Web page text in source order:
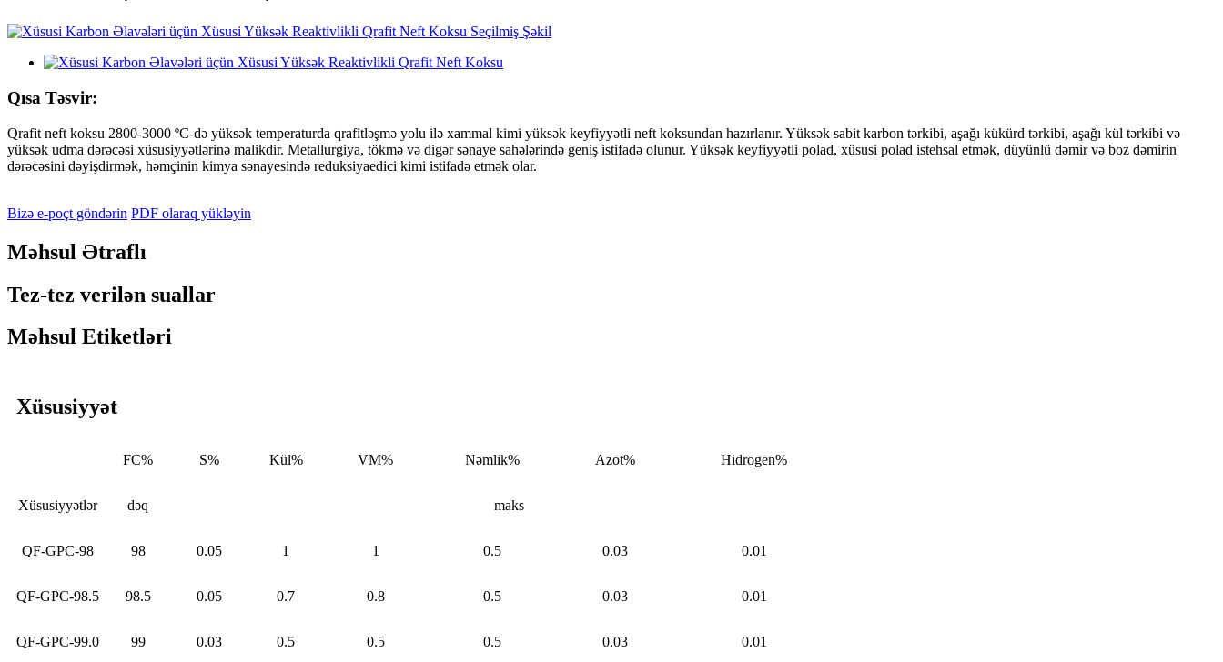
Qısa Təsvir:
Qrafit neft koksu 2800-3000 ºC-də yüksək temperaturda qrafitləşmə yolu ilə xammal kimi yüksək keyfiyyətli neft koksundan hazırlanır. Yüksək sabit karbon tərkibi, aşağı kükürd tərkibi, aşağı kül tərkibi və
yüksək udma dərəcəsi xüsusiyyətlərinə malikdir. Metallurgiya, tökmə və digər sənaye sahələrində geniş istifadə olunur. Yüksək keyfiyyətli polad, xüsusi polad istehsal etmək, düyünlü dəmir və boz dəmirin
dərəcəsini dəyişdirmək, həmçinin kimya sənayesində reduksiyaedici kimi istifadə etmək olar.
Bizə e-poçt göndərin PDF olaraq yükləyin
Məhsul Ətraflı
Tez-tez verilən suallar
Məhsul Etiketləri
Xüsusiyyət
Xüsusiyyətlər
FC% S% Kül% VM% Nəmlik% Azot% Hidrogen%
dəq maks
QF-GPC-98 98 0.05 1 1 0.5 0.03 0.01
QF-GPC-98.5 98.5 0.05 0.7 0.8 0.5 0.03 0.01
QF-GPC-99.0 99 0.03 0.5 0.5 0.5 0.03 0.01